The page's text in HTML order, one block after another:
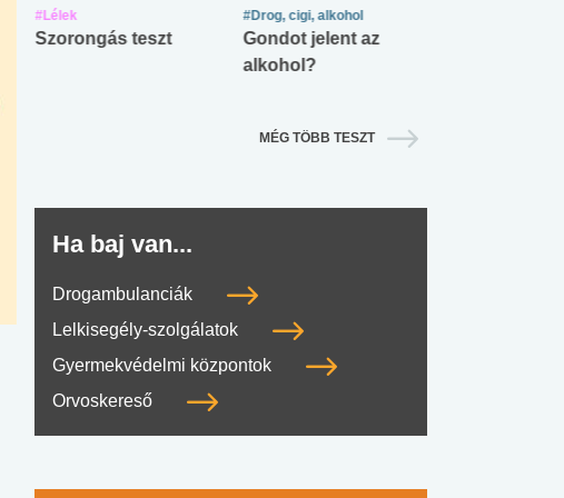
#Lélek
Szorongás teszt
#Drog, cigi, alkohol
Gondot jelent az
alkohol?
MÉG TÖBB TESZT
Ha baj van...
Drogambulanciák
Lelkisegély-szolgálatok
Gyermekvédelmi központok
Orvoskereső